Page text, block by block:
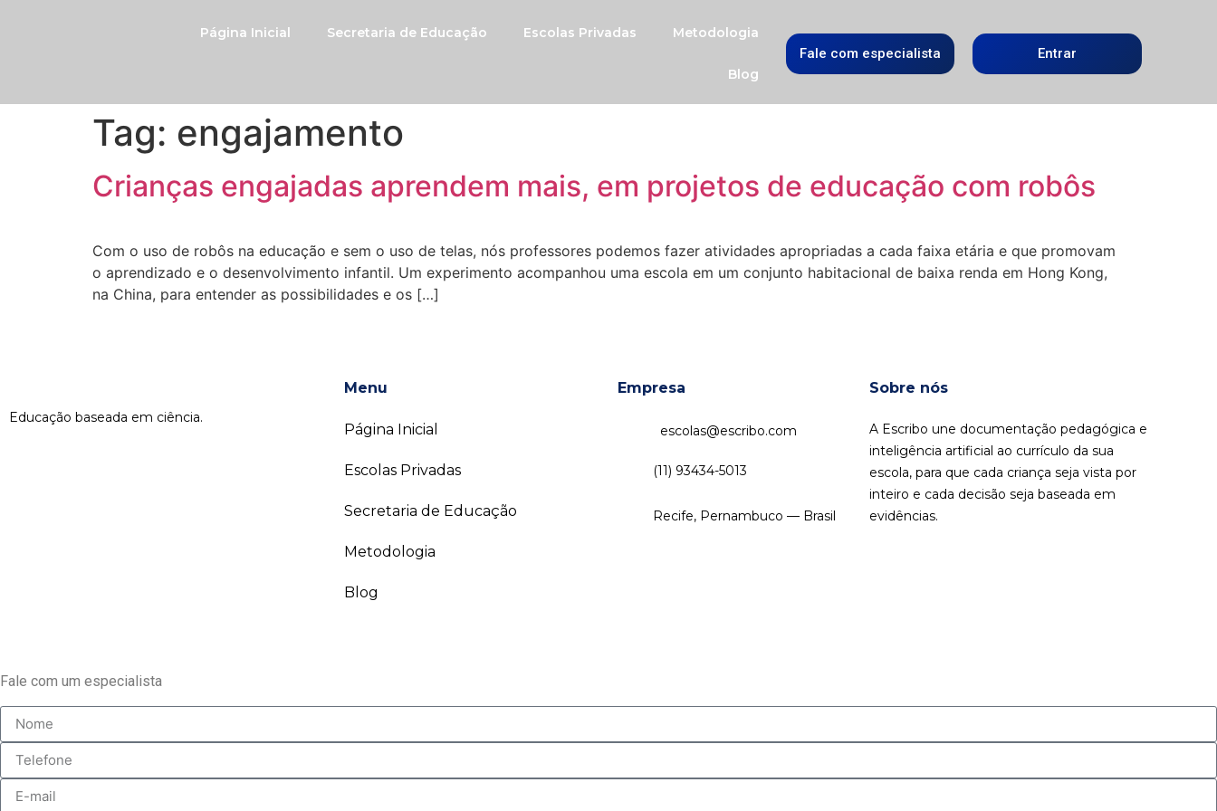
Página Inicial Secretaria de Educação Escolas Privadas Metodologia
Blog
Fale com especialista Entrar
Tag: engajamento
Crianças engajadas aprendem mais, em projetos de educação com robôs
Com o uso de robôs na educação e sem o uso de telas, nós professores podemos fazer atividades apropriadas a cada faixa etária e que promovam
o aprendizado e o desenvolvimento infantil. Um experimento acompanhou uma escola em um conjunto habitacional de baixa renda em Hong Kong,
na China, para entender as possibilidades e os […]
Educação baseada em ciência.
Menu
Página Inicial
Escolas Privadas
Secretaria de Educação
Metodologia
Blog
Empresa
escolas@escribo.com
(11) 93434-5013
Recife, Pernambuco — Brasil
Sobre nós
A Escribo une documentação pedagógica e
inteligência artificial ao currículo da sua
escola, para que cada criança seja vista por
inteiro e cada decisão seja baseada em
evidências.
Fale com um especialista